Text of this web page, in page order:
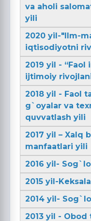
va aholi
yili
2020 yil-"Ilm-
iqtisodiyotni
2019 yil -
ijtimoiy
2018 yil - Faol
g`oyalar va
quvvatlash yili
2017 yil – Xalq
manfaatlari yili
2016 yil-
2015 yil-
2014 yil-
2013 yil -